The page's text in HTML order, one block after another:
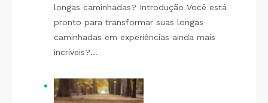
longas caminhadas? Introdução Você está
pronto para transformar suas longas
caminhadas em experiências ainda mais
incríveis?…